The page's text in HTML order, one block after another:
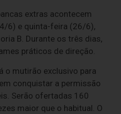
extras acontecem
6) e quinta-feira (26/6),
B. Durante os três dias,
práticos de direção.
o mutirão exclusivo para
conquistar a permissão
Serão ofertadas 160
maior que o habitual. O